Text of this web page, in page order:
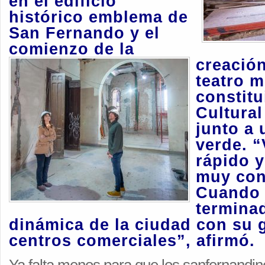
histórico emblema de
San Fernando y el
comienzo de la
teatro
Cultural
junto a
verde.
rápido
muy
Cuando
dinámica de la ciudad con su
centros comerciales”, afirmó.